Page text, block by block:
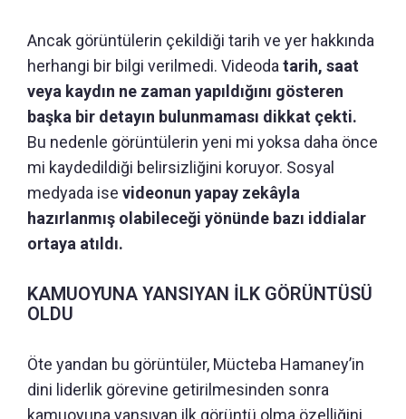
Ancak görüntülerin çekildiği tarih ve yer hakkında
herhangi bir bilgi verilmedi. Videoda tarih, saat
veya kaydın ne zaman yapıldığını gösteren
başka bir detayın bulunmaması dikkat çekti.
Bu nedenle görüntülerin yeni mi yoksa daha önce
mi kaydedildiği belirsizliğini koruyor. Sosyal
medyada ise videonun yapay zekâyla
hazırlanmış olabileceği yönünde bazı iddialar
ortaya atıldı.
KAMUOYUNA YANSIYAN İLK GÖRÜNTÜSÜ
OLDU
Öte yandan bu görüntüler, Mücteba Hamaney’in
dini liderlik görevine getirilmesinden sonra
kamuoyuna yansıyan ilk görüntü olma özelliğini